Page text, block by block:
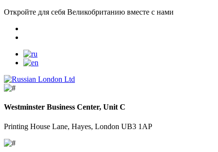
Откройте для себя Великобританию вместе с нами
Westminster Business Center, Unit C
Printing House Lane, Hayes, London UB3 1AP